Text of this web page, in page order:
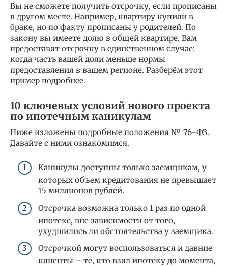
Вы не сможете получить отсрочку, если прописаны
в другом месте. Например, квартиру купили в
браке, но по факту прописаны у родителей. По
закону вы имеете долю в общей квартире. Вам
предоставят отсрочку в единственном случае:
когда часть вашей доли меньше нормы
предоставления в вашем регионе. Разберём этот
пример подробнее.
10 ключевых условий нового проекта
по ипотечным каникулам
Ниже изложены подробные положения № 76-ФЗ.
Давайте с ними ознакомимся.
Каникулы доступны только заемщикам, у
которых объем кредитования не превышает
15 миллионов рублей.
Отсрочка возможна только 1 раз по одной
ипотеке, вне зависимости от того,
ухудшились ли обстоятельства у заемщика.
Отсрочкой могут воспользоваться и давние
клиенты – те, кто взял ипотеку до момента,